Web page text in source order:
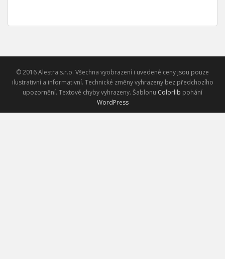
© 2016 Alestra s.r.o. Všechna vyobrazení i uvedené ceny jsou pouze
ilustrativní a informativní. Technické změny vyhrazeny bez předchozího
upozornění. Textové chyby vyhrazeny. Šablonu Colorlib pohání
WordPress